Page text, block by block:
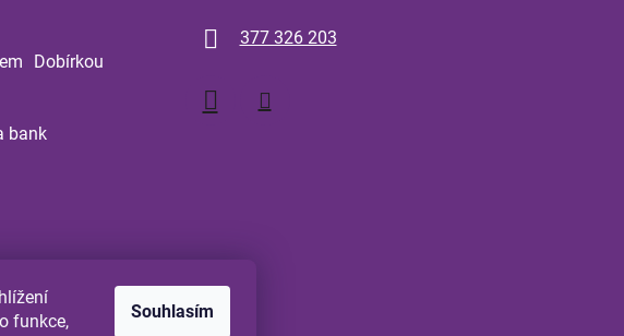
funkce,
Souhlasím
Dobírkou
bank
377 326 203